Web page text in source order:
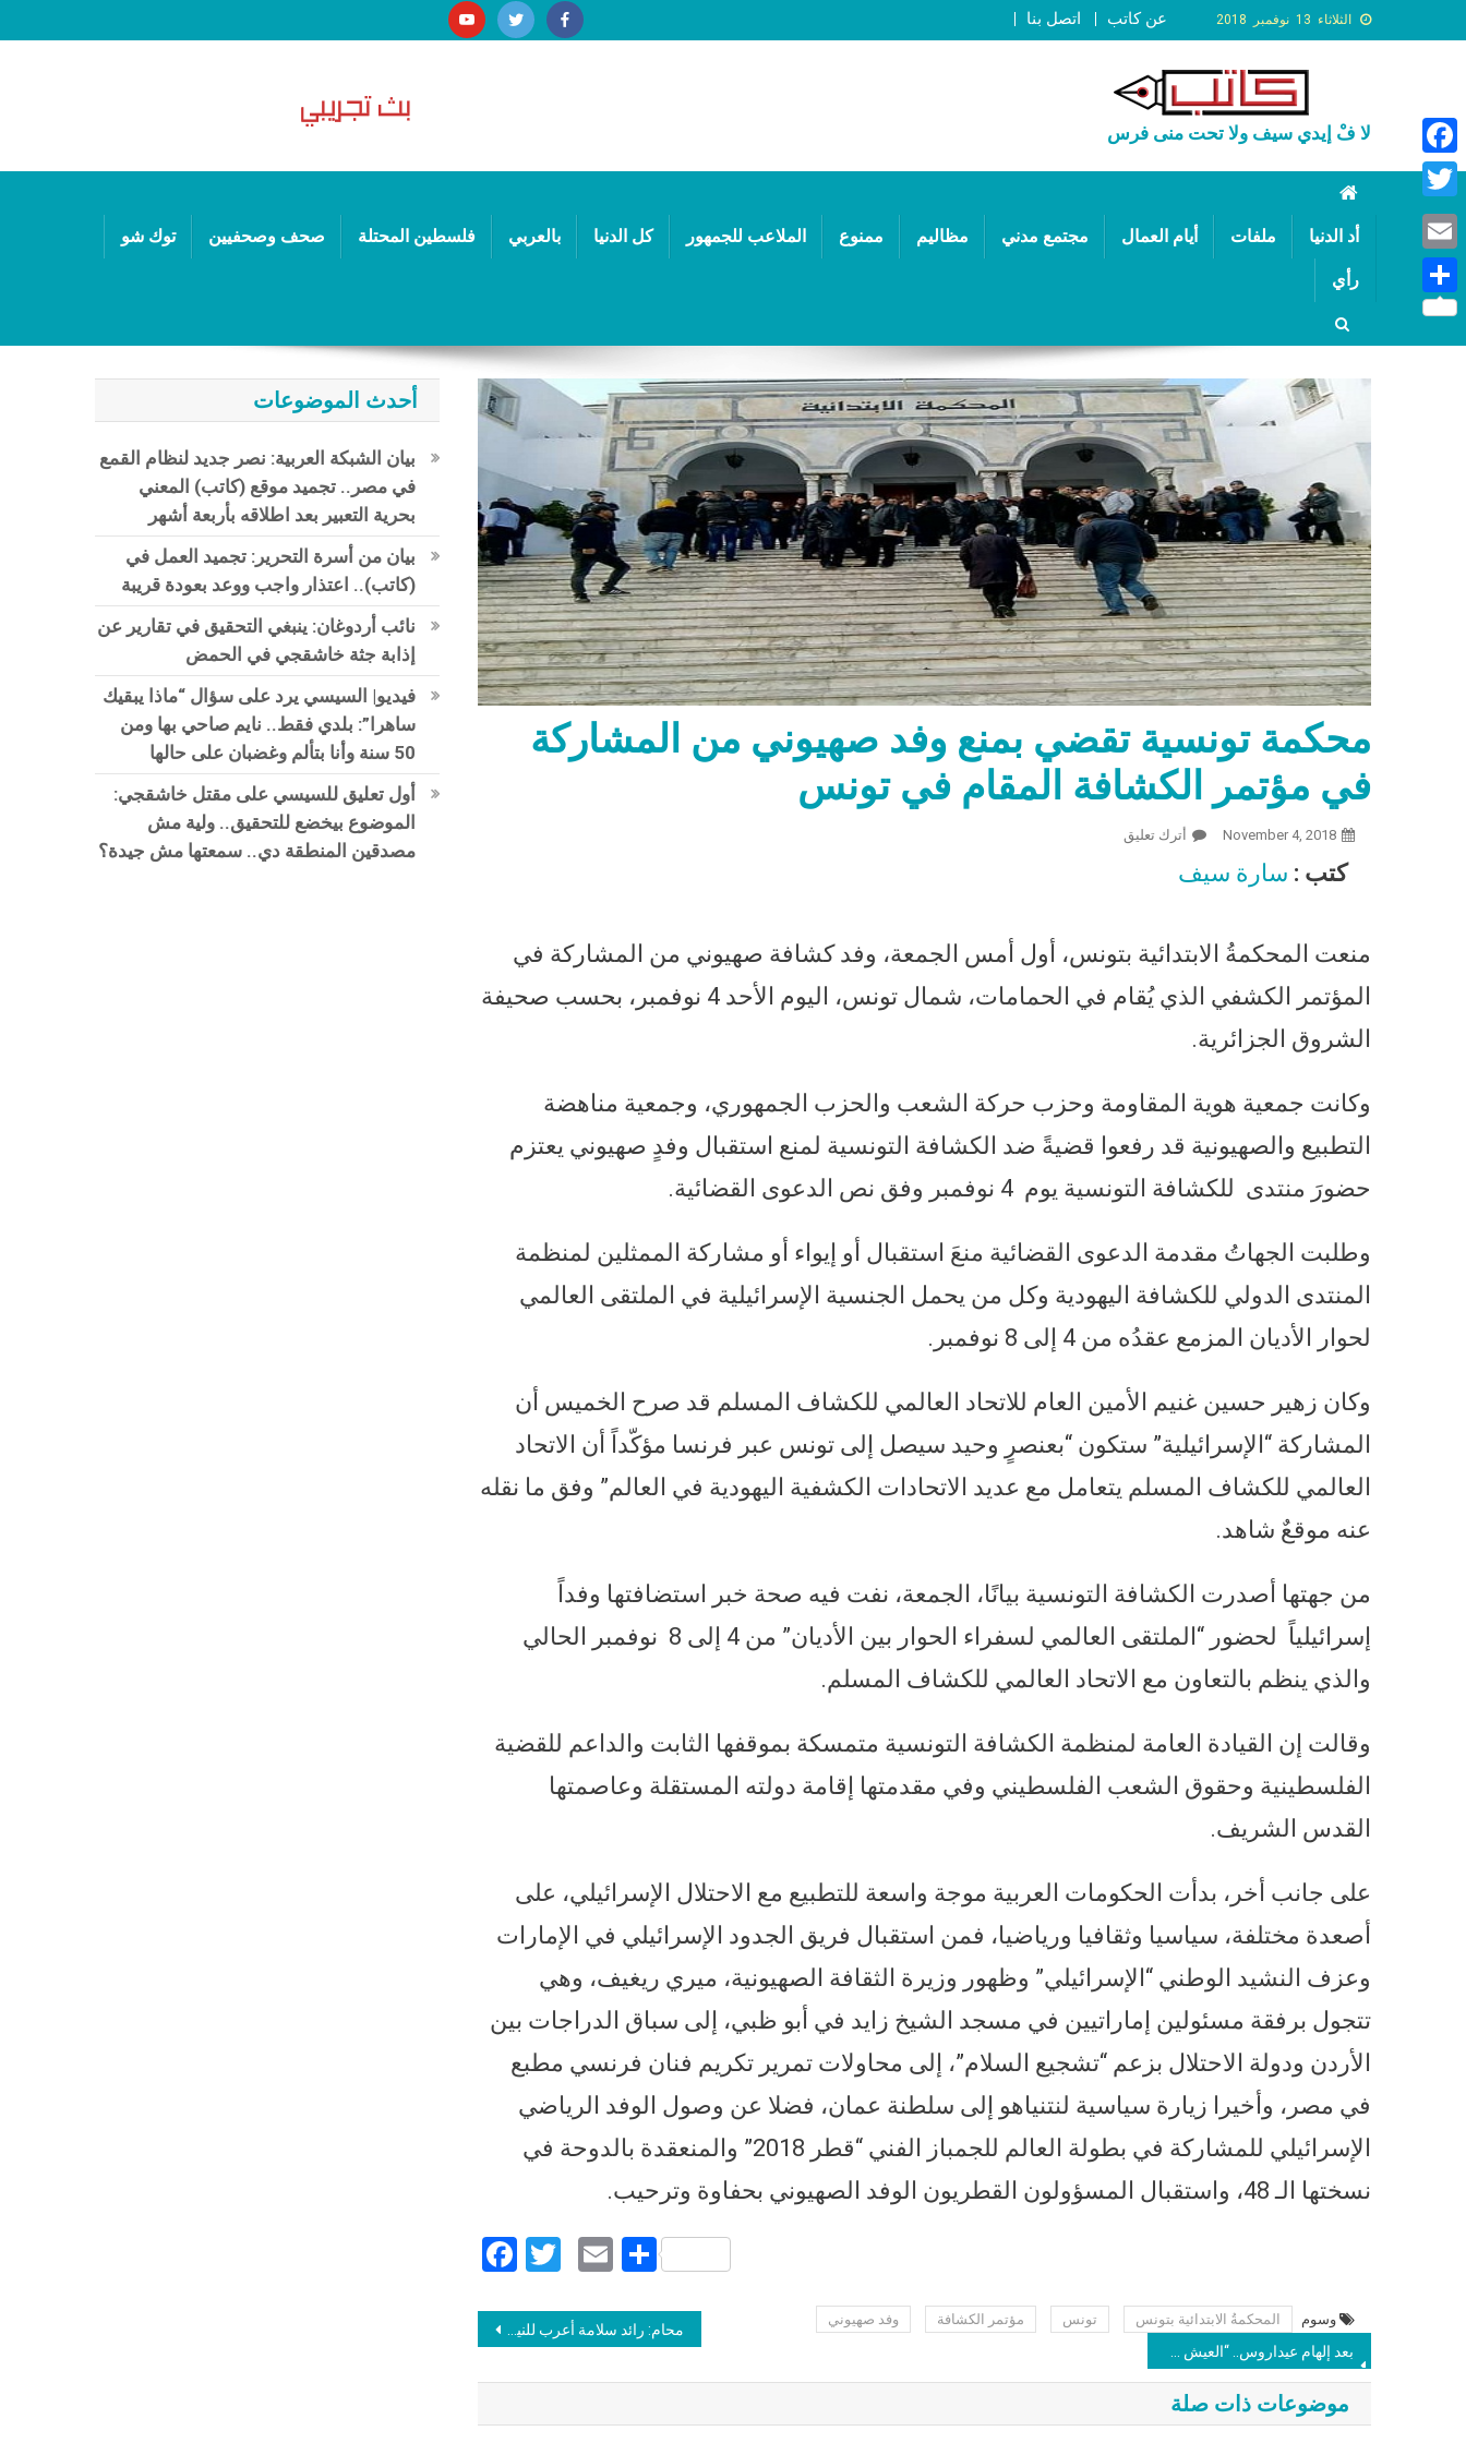
الثلاثاء 13 نوفمبر 2018 اتصل بنا عن كاتب
لا فْ إيدي سيف ولا تحت منى فرس
أد الدنيا ملفات أيام العمال مجتمع مدني مظاليم ممنوع الملاعب للجمهور كل الدنيا بالعربي فلسطين المحتلة صحف وصحفيين توك شو
رأي
محكمة تونسية تقضي بمنع وفد صهيوني من المشاركة
في مؤتمر الكشافة المقام في تونس
November 4, 2018 أترك تعليق
كتب : سارة سيف
منعت المحكمةُ الابتدائية بتونس، أول أمس الجمعة، وفد كشافة صهيوني من المشاركة في
المؤتمر الكشفي الذي يُقام في الحمامات، شمال تونس، اليوم الأحد 4 نوفمبر، بحسب صحيفة
الشروق الجزائرية.
وكانت جمعية هوية المقاومة وحزب حركة الشعب والحزب الجمهوري، وجمعية مناهضة
التطبيع والصهيونية قد رفعوا قضيةً ضد الكشافة التونسية لمنع استقبال وفدٍ صهيوني يعتزم
حضورَ منتدى للكشافة التونسية يوم 4 نوفمبر وفق نص الدعوى القضائية.
وطلبت الجهاتُ مقدمة الدعوى القضائية منعَ استقبال أو إيواء أو مشاركة الممثلين لمنظمة
المنتدى الدولي للكشافة اليهودية وكل من يحمل الجنسية الإسرائيلية في الملتقى العالمي
لحوار الأديان المزمع عقدُه من 4 إلى 8 نوفمبر.
وكان زهير حسين غنيم الأمين العام للاتحاد العالمي للكشاف المسلم قد صرح الخميس أن
المشاركة “الإسرائيلية” ستكون “بعنصرٍ وحيد سيصل إلى تونس عبر فرنسا مؤكّداً أن الاتحاد
العالمي للكشاف المسلم يتعامل مع عديد الاتحادات الكشفية اليهودية في العالم” وفق ما نقله
عنه موقعٌ شاهد.
من جهتها أصدرت الكشافة التونسية بيانًا، الجمعة، نفت فيه صحة خبر استضافتها وفداً
إسرائيلياً لحضور “الملتقى العالمي لسفراء الحوار بين الأديان” من 4 إلى 8 نوفمبر الحالي
والذي ينظم بالتعاون مع الاتحاد العالمي للكشاف المسلم.
وقالت إن القيادة العامة لمنظمة الكشافة التونسية متمسكة بموقفها الثابت والداعم للقضية
الفلسطينية وحقوق الشعب الفلسطيني وفي مقدمتها إقامة دولته المستقلة وعاصمتها
القدس الشريف.
على جانب أخر، بدأت الحكومات العربية موجة واسعة للتطبيع مع الاحتلال الإسرائيلي، على
أصعدة مختلفة، سياسيا وثقافيا ورياضيا، فمن استقبال فريق الجدود الإسرائيلي في الإمارات
وعزف النشيد الوطني “الإسرائيلي” وظهور وزيرة الثقافة الصهيونية، ميري ريغيف، وهي
تتجول برفقة مسئولين إماراتيين في مسجد الشيخ زايد في أبو ظبي، إلى سباق الدراجات بين
الأردن ودولة الاحتلال بزعم “تشجيع السلام”، إلى محاولات تمرير تكريم فنان فرنسي مطبع
في مصر، وأخيرا زيارة سياسية لنتنياهو إلى سلطنة عمان، فضلا عن وصول الوفد الرياضي
الإسرائيلي للمشاركة في بطولة العالم للجمباز الفني “قطر 2018” والمنعقدة بالدوحة في
نسختها الـ 48، واستقبال المسؤولون القطريون الوفد الصهيوني بحفاوة وترحيب.
Facebook
Twitter
EmailShare
وسوم المحكمةُ الابتدائية بتونس تونس مؤتمر الكشافة وفد صهيوني Post navigation
محام: رائد سلامة أعرب للنيابة عن أسفه لهجوم المنيا وأكد “مكاني ليس زنزانة انفرادية إنما خارج السجن لمواجهة الأفكار المتطرفة”
موضوعات ذات صلة
أحدث الموضوعات
بيان الشبكة العربية: نصر جديد لنظام القمع
في مصر.. تجميد موقع (كاتب) المعني
بحرية التعبير بعد اطلاقه بأربعة أشهر
بيان من أسرة التحرير: تجميد العمل في
(كاتب).. اعتذار واجب ووعد بعودة قريبة
نائب أردوغان: ينبغي التحقيق في تقارير عن
إذابة جثة خاشقجي في الحمض
فيديو| السيسي يرد على سؤال “ماذا يبقيك
ساهرا”: بلدي فقط.. نايم صاحي بها ومن
50 سنة وأنا بتألم وغضبان على حالها
أول تعليق للسيسي على مقتل خاشقجي:
الموضوع بيخضع للتحقيق.. ولية مش
مصدقين المنطقة دي.. سمعتها مش جيدة؟
Email
Share